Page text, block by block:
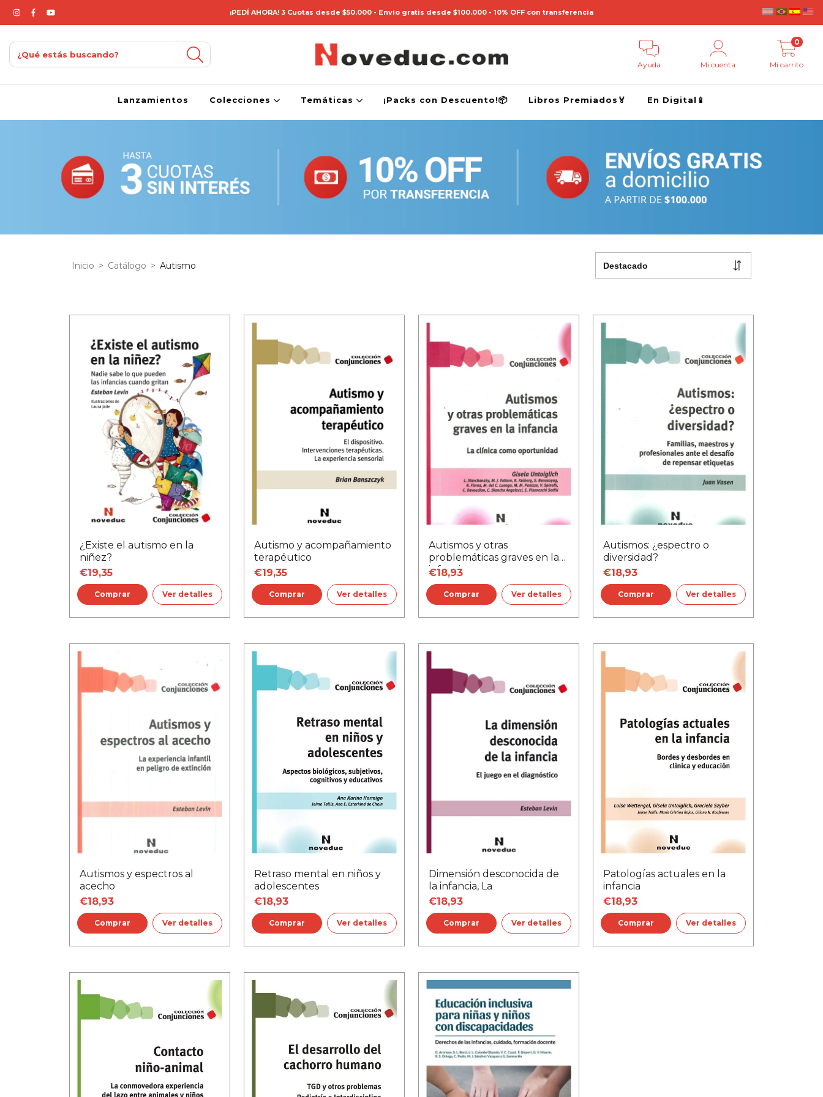
¡PEDÍ AHORA! 3 Cuotas desde $50.000 - Envío gratis desde $100.000 - 10% OFF con transferencia
Ayuda Mi cuenta Mi carrito
0
Lanzamientos Colecciones Temáticas ¡Packs con Descuento!📦 Libros Premiados🏅 En Digital📱
Inicio > Catálogo > Autismo
¿Existe el autismo en la
niñez?
€19,35
Ver detalles
Autismo y acompañamiento
terapéutico
€19,35
Ver detalles
Autismos y otras
problemáticas graves en la
infancia
€18,93
Ver detalles
Autismos: ¿espectro o
diversidad?
€18,93
Ver detalles
Autismos y espectros al
acecho
€18,93
Ver detalles
Retraso mental en niños y
adolescentes
€18,93
Ver detalles
Dimensión desconocida de
la infancia, La
€18,93
Ver detalles
Patologías actuales en la
infancia
€18,93
Ver detalles